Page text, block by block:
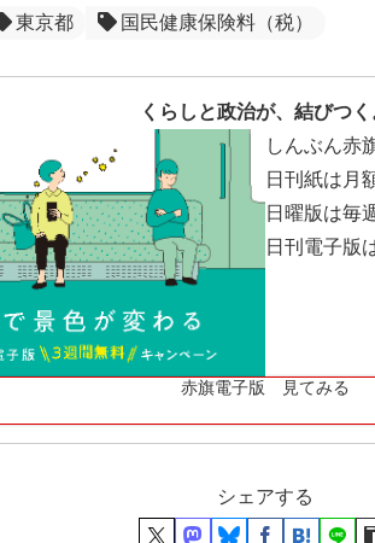
東京都 国民健康保険料（税）
くらしと政治が、結びつく
しんぶん赤
日刊紙は月
日曜版は毎
日刊電子版
赤旗電子版 見てみる
シェアする